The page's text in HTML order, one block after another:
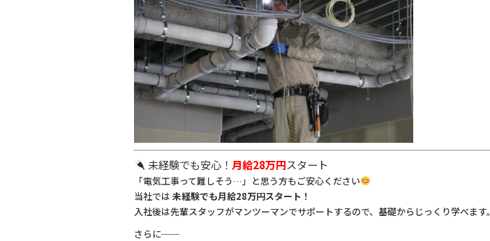
未経験でも安心！ 月給28万円スタート
「電気工事って難しそう…」と思う方もご安心ください
当社では 未経験でも月給28万円スタート！
入社後は先輩スタッフがマンツーマンでサポートするので、基礎からじっくり学べます。
さらに──